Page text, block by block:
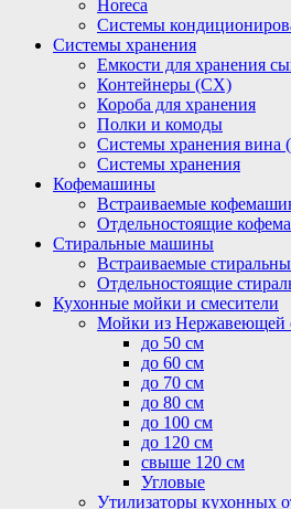
Horeca
Системы
Системы хранения
Емкости для хранения
Контейнеры (СХ)
Короба для хранения
Полки и комоды
Системы хранения вина
Системы хранения
Кофемашины
Встраиваемые
Отдельностоящие
Стиральные машины
Встраиваемые
Отдельностоящие
Кухонные мойки и смесители
Мойки из Нержавеющей
до 50 см
до 60 см
до 70 см
до 80 см
до 100 см
до 120 см
свыше 120 см
Угловые
Утилизаторы кухонных